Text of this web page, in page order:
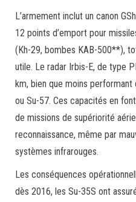
L’armement inclut un canon
12 points d’emport pour
(Kh-29, bombes KAB-500**),
utile. Le radar Irbis-E, de type
km, bien que moins
ou Su-57. Ces capacités en
de missions de supériorité
reconnaissance, même par
systèmes infrarouges.
Les conséquences
dès 2016, les Su-35S ont